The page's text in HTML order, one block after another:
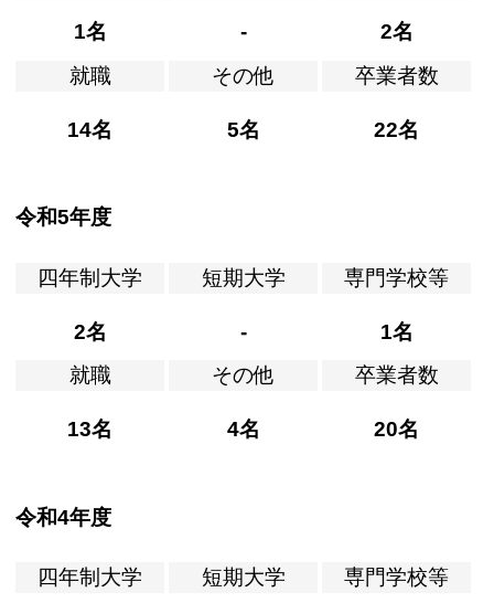
1名 -
2名
就職
14名
その他
5名
卒業者数
22名
令和5年度
四年制大学
2名
短期大学
-
専門学校等
1名
就職
13名
その他
4名
卒業者数
20名
令和4年度
四年制大学 短期大学 専門学校等